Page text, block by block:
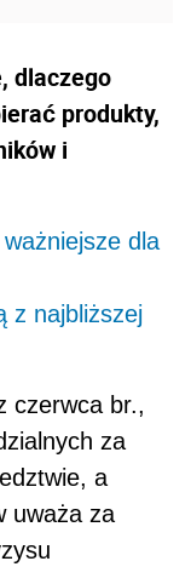
dlaczego
produkty,
i
dla
z najbliższej
czerwca br.,
za
a
uważa za